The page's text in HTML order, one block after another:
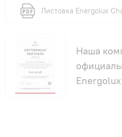
Листовка Energolux
Наша
Energolux